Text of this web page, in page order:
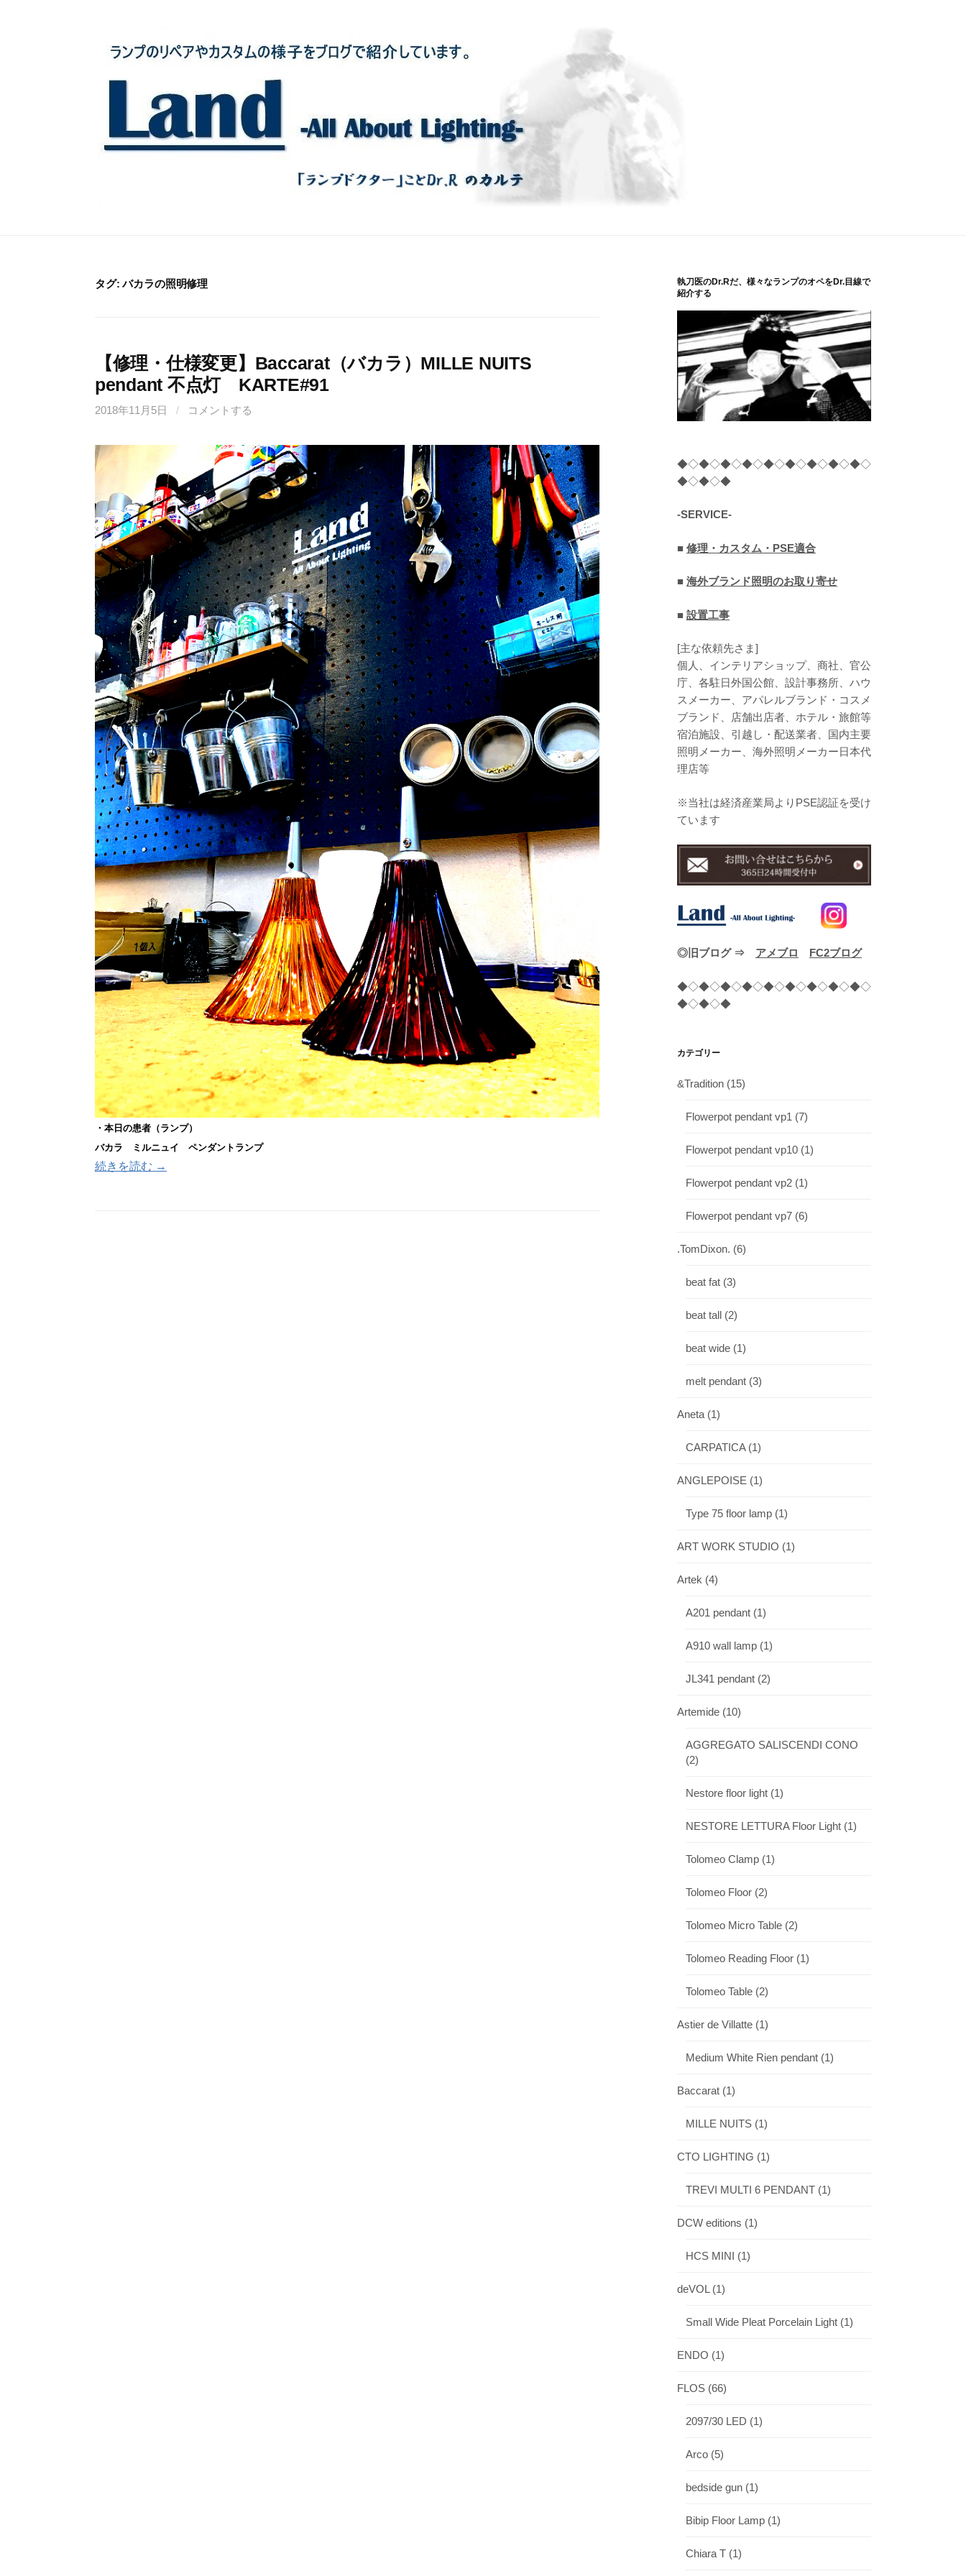
タグ:バカラの照明修理
【修理・仕様変更】Baccarat（バカラ）MILLE NUITS
pendant 不点灯 KARTE#91
2018年11月5日 / コメントする
・本日の患者（ランプ）
バカラ ミルニュイ ペンダントランプ
続きを読む →
執刀医のDr.Rだ、様々なランプのオペをDr.目線で
紹介する
◆◇◆◇◆◇◆◇◆◇◆◇◆◇◆◇◆◇
◆◇◆◇◆
-SERVICE-
■ 修理・カスタム・PSE適合
■ 海外ブランド照明のお取り寄せ
■ 設置工事
[主な依頼先さま]
個人、インテリアショップ、商社、官公
庁、各駐日外国公館、設計事務所、ハウ
スメーカー、アパレルブランド・コスメ
ブランド、店舗出店者、ホテル・旅館等
宿泊施設、引越し・配送業者、国内主要
照明メーカー、海外照明メーカー日本代
理店等
※当社は経済産業局よりPSE認証を受け
ています
◎旧ブログ ⇒ アメブロ FC2ブログ
◆◇◆◇◆◇◆◇◆◇◆◇◆◇◆◇◆◇
◆◇◆◇◆
カテゴリー
&Tradition (15)
Flowerpot pendant vp1 (7)
Flowerpot pendant vp10 (1)
Flowerpot pendant vp2 (1)
Flowerpot pendant vp7 (6)
.TomDixon. (6)
beat fat (3)
beat tall (2)
beat wide (1)
melt pendant (3)
Aneta (1)
CARPATICA(1)
ANGLEPOISE (1)
Type 75 floor lamp (1)
ART WORK STUDIO (1)
Artek (4)
A201 pendant (1)
A910 wall lamp (1)
JL341 pendant (2)
Artemide (10)
AGGREGATO SALISCENDI CONO
(2)
Nestore floor light (1)
NESTORE LETTURA Floor Light (1)
Tolomeo Clamp (1)
Tolomeo Floor (2)
Tolomeo Micro Table (2)
Tolomeo Reading Floor (1)
Tolomeo Table (2)
Astier de Villatte (1)
Medium White Rien pendant (1)
Baccarat (1)
MILLE NUITS (1)
CTO LIGHTING (1)
TREVI MULTI 6 PENDANT (1)
DCW editions (1)
HCS MINI (1)
deVOL (1)
Small Wide Pleat Porcelain Light (1)
ENDO (1)
FLOS (66)
2097/30 LED (1)
Arco (5)
bedside gun (1)
Bibip Floor Lamp (1)
Chiara T (1)